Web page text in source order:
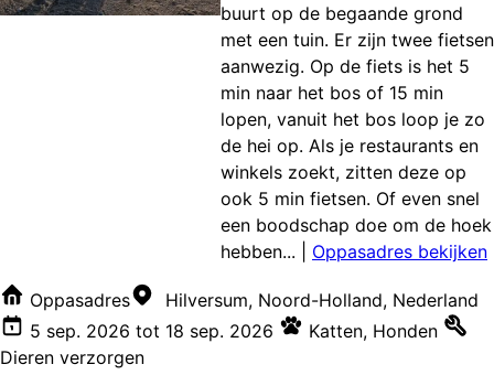
buurt op de begaande grond
met een tuin. Er zijn twee fietsen
aanwezig. Op de fiets is het 5
min naar het bos of 15 min
lopen, vanuit het bos loop je zo
de hei op. Als je restaurants en
winkels zoekt, zitten deze op
ook 5 min fietsen. Of even snel
een boodschap doe om de hoek
hebben...
Oppasadres bekijken
Oppasadres
Hilversum, Noord-Holland, Nederland
5 sep. 2026 tot 18 sep. 2026 Katten, Honden
Dieren verzorgen